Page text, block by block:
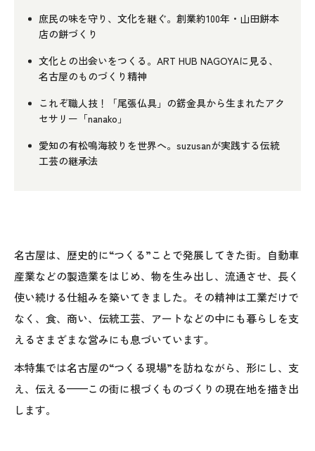
庶民の味を守り、文化を継ぐ。創業約100年・山田餅本
店の餅づくり
文化との出会いをつくる。ART HUB NAGOYAに見る、
名古屋のものづくり精神
これぞ職人技！「尾張仏具」の錺金具から生まれたアク
セサリー「nanako」
愛知の有松鳴海絞りを世界へ。suzusanが実践する伝統
工芸の継承法
名古屋は、歴史的に“つくる”ことで発展してきた街。自動車
産業などの製造業をはじめ、物を生み出し、流通させ、長く
使い続ける仕組みを築いてきました。その精神は工業だけで
なく、食、商い、伝統工芸、アートなどの中にも暮らしを支
えるさまざまな営みにも息づいています。
本特集では名古屋の“つくる現場”を訪ねながら、形にし、支
え、伝える——この街に根づくものづくりの現在地を描き出
します。